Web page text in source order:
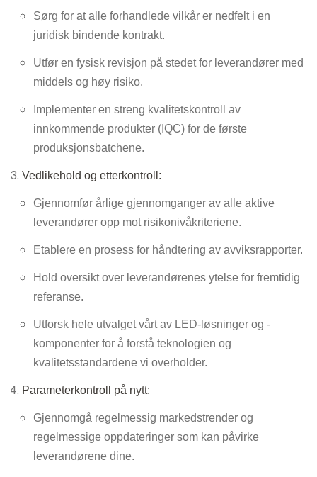
Sørg for at alle forhandlede vilkår er nedfelt i en
juridisk bindende kontrakt.
Utfør en fysisk revisjon på stedet for leverandører med
middels og høy risiko.
Implementer en streng kvalitetskontroll av
innkommende produkter (IQC) for de første
produksjonsbatchene.
Vedlikehold og etterkontroll:
Gjennomfør årlige gjennomganger av alle aktive
leverandører opp mot risikonivåkriteriene.
Etablere en prosess for håndtering av avviksrapporter.
Hold oversikt over leverandørenes ytelse for fremtidig
referanse.
Utforsk hele utvalget vårt av LED-løsninger og -
komponenter for å forstå teknologien og
kvalitetsstandardene vi overholder.
Parameterkontroll på nytt:
Gjennomgå regelmessig markedstrender og
regelmessige oppdateringer som kan påvirke
leverandørene dine.